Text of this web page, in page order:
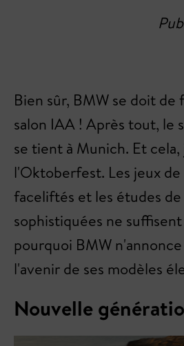
Bien sûr, BMW se doit de
salon IAA ! Après tout, le
se tient à Munich. Et
l'Oktoberfest. Les jeux
faceliftés et les études de
sophistiquées ne
pourquoi BMW
l'avenir de ses modèles
Nouvelle